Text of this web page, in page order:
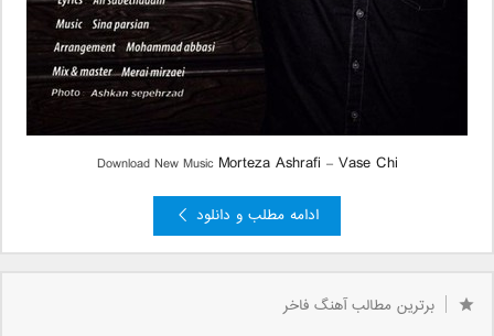
Download New Music Morteza Ashrafi –Vase Chi
ادامه مطلب و دانلود
برترین مطالب آهنگ فاخر